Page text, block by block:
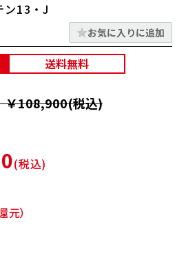
ン13・J
お気に入りに追加
送料無料
￥108,900(税込)
(税込)
元）